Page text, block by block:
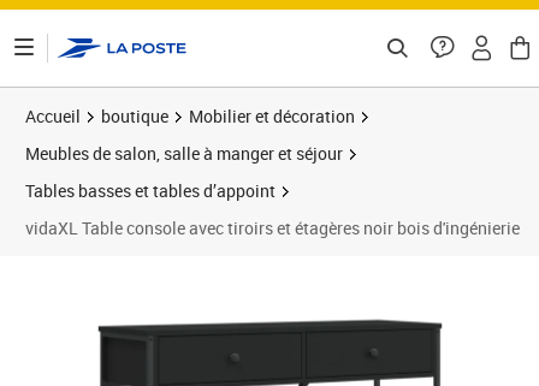
Accueil boutique
Mobilier et décoration
Meubles de salon, salle à manger et séjour
Tables basses et tables d’appoint
vidaXL Table console avec tiroirs et étagères noir bois d'ingénierie